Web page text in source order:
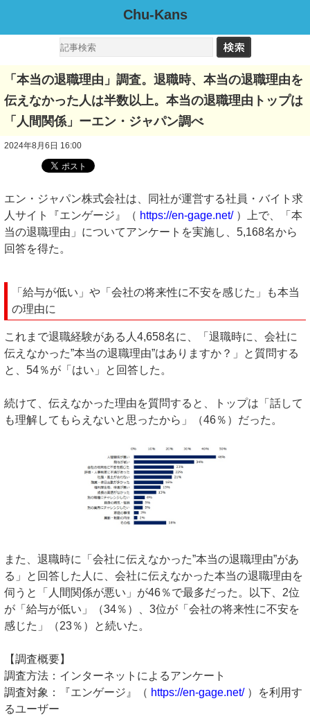
Chu-Kans
「本当の退職理由」調査。退職時、本当の退職理由を
伝えなかった人は半数以上。本当の退職理由トップは
「人間関係」ーエン・ジャパン調べ
2024年8月6日 16:00
エン・ジャパン株式会社は、同社が運営する社員・バイト求
人サイト『エンゲージ』（ https://en-gage.net/）上で、「本
当の退職理由」についてアンケートを実施し、5,168名から
回答を得た。
「給与が低い」や「会社の将来性に不安を感じた」も本当
の理由に
これまで退職経験がある人4,658名に、「退職時に、会社に
伝えなかった”本当の退職理由”はありますか？」と質問する
と、54％が「はい」と回答した。
続けて、伝えなかった理由を質問すると、トップは「話して
も理解してもらえないと思ったから」（46％）だった。
また、退職時に「会社に伝えなかった”本当の退職理由”があ
る」と回答した人に、会社に伝えなかった本当の退職理由を
伺うと「人間関係が悪い」が46％で最多だった。以下、2位
が「給与が低い」（34％）、3位が「会社の将来性に不安を
感じた」（23％）と続いた。
【調査概要】
調査方法：インターネットによるアンケート
調査対象：『エンゲージ』（ https://en-gage.net/）を利用す
るユーザー